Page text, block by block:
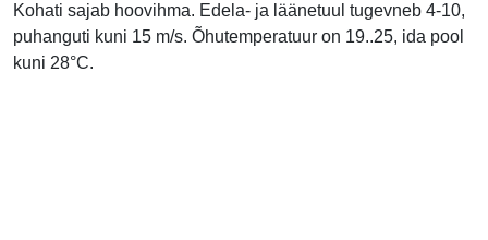
Kohati sajab hoovihma. Edela- ja läänetuul tugevneb 4-10,
puhanguti kuni 15 m/s. Õhutemperatuur on 19..25, ida pool
kuni 28°C.